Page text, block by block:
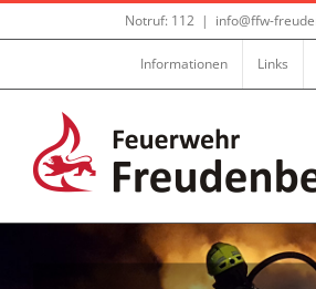
Zum
Notruf: 112 | info@ffw-
Informationen Links